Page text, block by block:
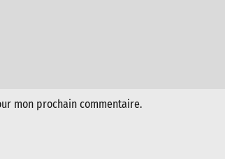
mon prochain commentaire.